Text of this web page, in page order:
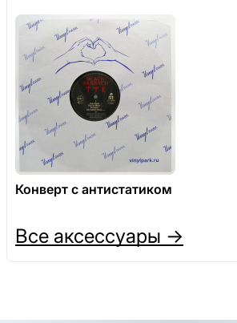
Конверт с антистатиком
Все аксессуары →